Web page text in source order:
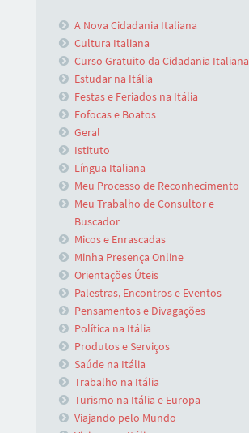
A Nova Cidadania Italiana
Cultura Italiana
Curso Gratuito da Cidadania Italiana
Estudar na Itália
Festas e Feriados na Itália
Fofocas e Boatos
Geral
Istituto
Língua Italiana
Meu Processo de Reconhecimento
Meu Trabalho de Consultor e
Buscador
Micos e Enrascadas
Minha Presença Online
Orientações Úteis
Palestras, Encontros e Eventos
Pensamentos e Divagações
Política na Itália
Produtos e Serviços
Saúde na Itália
Trabalho na Itália
Turismo na Itália e Europa
Viajando pelo Mundo